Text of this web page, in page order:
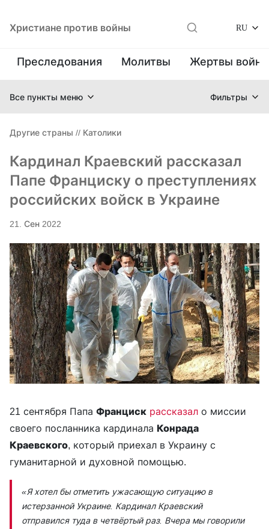
Христиане против войны RU
Преследования Молитвы Жертвы
Все пункты меню Фильтры
Другие страны // Католики
Кардинал Краевский рассказал
Папе Франциску о преступлениях
российских войск в Украине
21. Сен 2022
21 сентября Папа Франциск рассказал о миссии
своего посланника кардинала Конрада
Краевского, который приехал в Украину с
гуманитарной и духовной помощью.
«Я хотел бы отметить ужасающую ситуацию в
истерзанной Украине. Кардинал Краевский
отправился туда в четвёртый раз. Вчера мы говорили